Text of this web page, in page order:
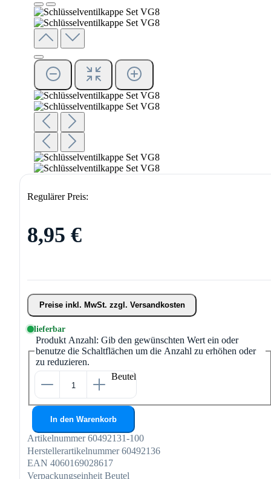
Regulärer Preis:
8,95 €
Preise inkl. MwSt. zzgl. Versandkosten
lieferbar
Produkt Anzahl: Gib den gewünschten Wert ein oder
benutze die Schaltflächen um die Anzahl zu erhöhen oder
zu reduzieren.
Beutel
In den Warenkorb
Artikelnummer 60492131-100
Herstellerartikelnummer 60492136
EAN 4060169028617
Verpackungseinheit Beutel